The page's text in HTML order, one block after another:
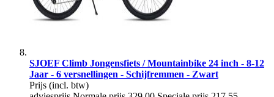
SJOEF Climb Jongensfiets / Mountainbike 24 inch - 8-12
Jaar - 6 versnellingen - Schijfremmen - Zwart
Prijs (incl. btw)